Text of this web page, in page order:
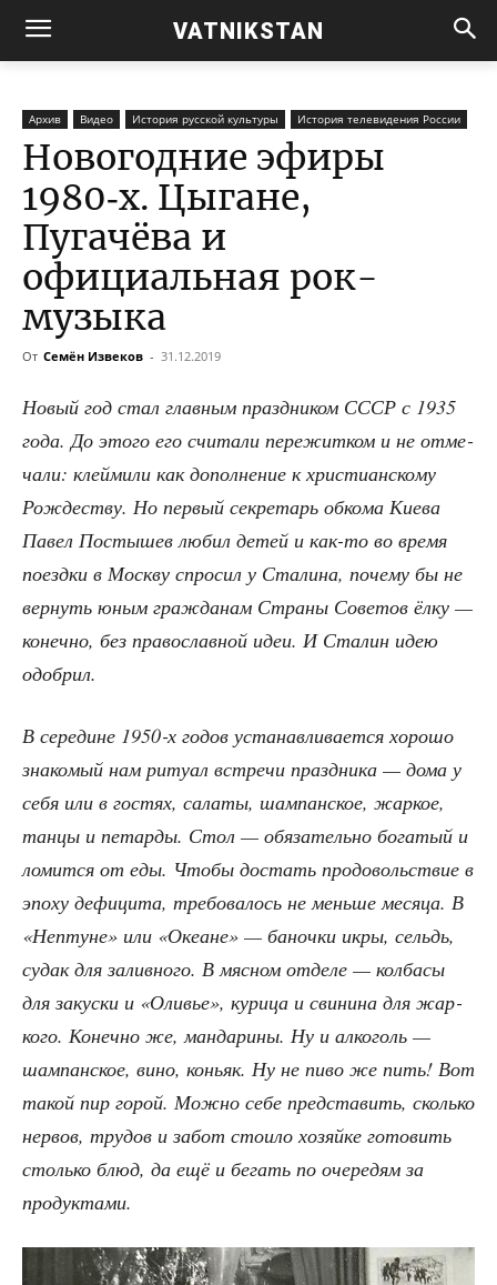
VATNIKSTAN
Архив Видео История русской культуры История телевидения России
Новогодние эфиры
1980‑х. Цыгане,
Пугачёва и
официальная рок-
музыка
От Семён Извеков - 31.12.2019
Новый год стал глав­ным празд­ни­ком СССР с 1935
года. До это­го его счи­та­ли пере­жит­ком и не отме­
ча­ли: клей­ми­ли как допол­не­ние к хри­сти­ан­ско­му
Рож­де­ству. Но пер­вый сек­ре­тарь обко­ма Кие­ва
Павел Посты­шев любил детей и как-то во вре­мя
поезд­ки в Моск­ву спро­сил у Ста­ли­на, поче­му бы не
вер­нуть юным граж­да­нам Стра­ны Сове­тов ёлку —
конеч­но, без пра­во­слав­ной идеи. И Ста­лин идею
одобрил.
В сере­дине 1950‑х годов уста­нав­ли­ва­ет­ся хоро­шо
зна­ко­мый нам риту­ал встре­чи празд­ни­ка — дома у
себя или в гостях, сала­ты, шам­пан­ское, жар­кое,
тан­цы и петар­ды. Стол — обя­за­тель­но бога­тый и
ломит­ся от еды. Что­бы достать про­до­воль­ствие в
эпо­ху дефи­ци­та, тре­бо­ва­лось не мень­ше меся­ца. В
«Неп­туне» или «Оке­ане» — баноч­ки икры, сельдь,
судак для залив­но­го. В мяс­ном отде­ле — кол­ба­сы
для закус­ки и «Оли­вье», кури­ца и сви­ни­на для жар­
ко­го. Конеч­но же, ман­да­ри­ны. Ну и алко­голь —
шам­пан­ское, вино, коньяк. Ну не пиво же пить! Вот
такой пир горой. Мож­но себе пред­ста­вить, сколь­ко
нер­вов, тру­дов и забот сто­и­ло хозяй­ке гото­вить
столь­ко блюд, да ещё и бегать по оче­ре­дям за
продуктами.